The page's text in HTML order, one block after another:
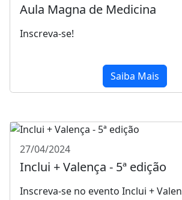
Aula Magna de Medicina
Inscreva-se!
Saiba Mais
27/04/2024
Inclui + Valença - 5ª edição
Inscreva-se no evento Inclui +